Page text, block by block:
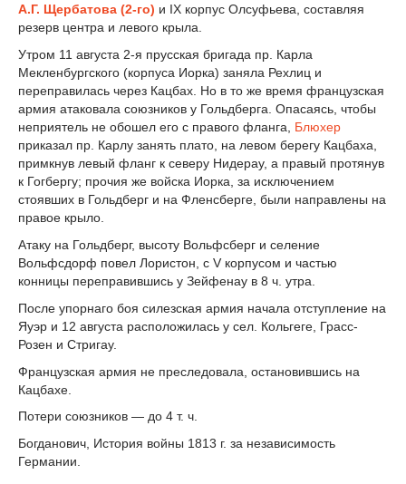
А.Г. Щербатова (2-го) и IX корпус Олсуфьева, составляя
резерв центра и левого крыла.
Утром 11 августа 2-я прусская бригада пр. Карла
Мекленбургского (корпуса Иорка) заняла Рехлиц и
переправилась через Кацбах. Но в то же время французская
армия атаковала союзников у Гольдберга. Опасаясь, чтобы
неприятель не обошел его с правого фланга, Блюхер
приказал пр. Карлу занять плато, на левом берегу Кацбаха,
примкнув левый фланг к северу Нидерау, а правый протянув
к Гогбергу; прочия же войска Иорка, за исключением
стоявших в Гольдберг и на Фленсберге, были направлены на
правое крыло.
Атаку на Гольдберг, высоту Вольфсберг и селение
Вольфсдорф повел Лористон, с V корпусом и частью
конницы переправившись у Зейфенау в 8 ч. утра.
После упорнаго боя силезская армия начала отступление на
Яуэр и 12 августа расположилась у сел. Кольгеге, Грасс-
Розен и Стригау.
Французская армия не преследовала, остановившись на
Кацбахе.
Потери союзников — до 4 т. ч.
Богданович, История войны 1813 г. за независимость
Германии.